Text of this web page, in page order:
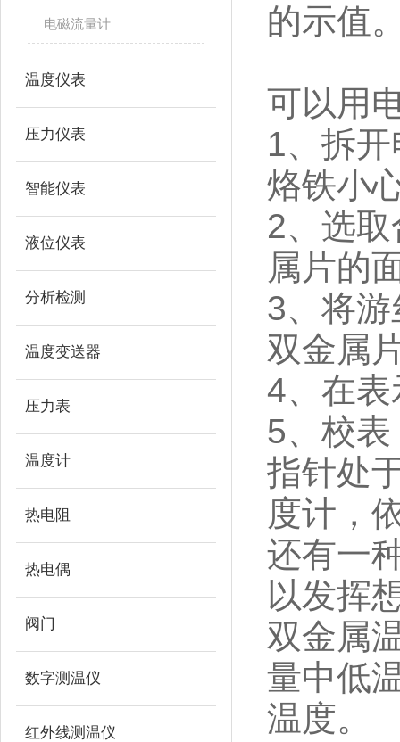
电磁流量计
温度仪表
压力仪表
智能仪表
液位仪表
分析检测
温度变送器
压力表
温度计
热电阻
热电偶
阀门
数字测温仪
红外线测温仪
的示值
可以用
1、拆
烙铁小
2、选
属片的
3、将
双金属
4、在
5、校
指针处
度计，
还有一
以发挥
双金属
量中低
温度。